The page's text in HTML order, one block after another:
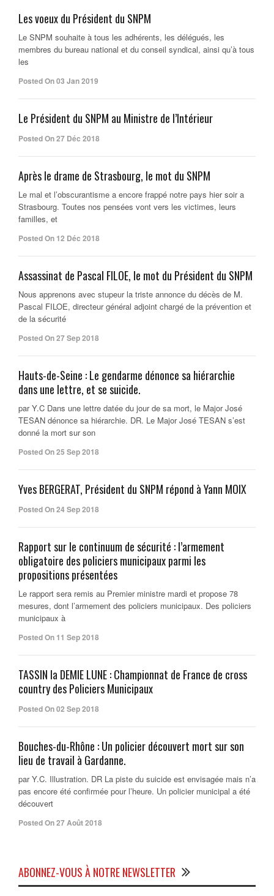
Les voeux du Président du SNPM
Le SNPM souhaite à tous les adhérents, les délégués, les
membres du bureau national et du conseil syndical, ainsi qu’à tous
les
Posted On 03 Jan 2019
Le Président du SNPM au Ministre de l’Intérieur
Posted On 27 Déc 2018
Après le drame de Strasbourg, le mot du SNPM
Le mal et l’obscurantisme a encore frappé notre pays hier soir a
Strasbourg. Toutes nos pensées vont vers les victimes, leurs
familles, et
Posted On 12 Déc 2018
Assassinat de Pascal FILOE, le mot du Président du SNPM
Nous apprenons avec stupeur la triste annonce du décès de M.
Pascal FILOE, directeur général adjoint chargé de la prévention et
de la sécurité
Posted On 27 Sep 2018
Hauts-de-Seine : Le gendarme dénonce sa hiérarchie
dans une lettre, et se suicide.
par Y.C Dans une lettre datée du jour de sa mort, le Major José
TESAN dénonce sa hiérarchie. DR. Le Major José TESAN s’est
donné la mort sur son
Posted On 25 Sep 2018
Yves BERGERAT, Président du SNPM répond à Yann MOIX
Posted On 24 Sep 2018
Rapport sur le continuum de sécurité : l’armement
obligatoire des policiers municipaux parmi les
propositions présentées
Le rapport sera remis au Premier ministre mardi et propose 78
mesures, dont l’armement des policiers municipaux. Des policiers
municipaux à
Posted On 11 Sep 2018
TASSIN la DEMIE LUNE : Championnat de France de cross
country des Policiers Municipaux
Posted On 02 Sep 2018
Bouches-du-Rhône : Un policier découvert mort sur son
lieu de travail à Gardanne.
par Y.C. Illustration. DR La piste du suicide est envisagée mais n’a
pas encore été confirmée pour l’heure. Un policier municipal a été
découvert
Posted On 27 Août 2018
ABONNEZ-VOUS À NOTRE NEWSLETTER